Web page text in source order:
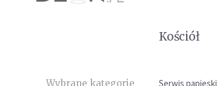
Kościół
Wybrane kategorie Serwis papieski